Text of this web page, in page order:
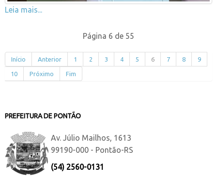
Leia mais...
Página 6 de 55
Início Anterior 1 2 3 4 5 6 7 8 9
10 Próximo Fim
PREFEITURA DE PONTÃO
Av. Júlio Mailhos, 1613
99190-000 - Pontão-RS
(54) 2560-0131